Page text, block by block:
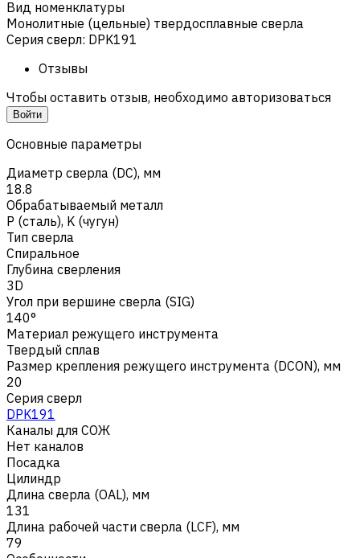
Вид номенклатуры
Монолитные (цельные) твердосплавные сверла
Серия сверл: DPK191
Отзывы
Чтобы оставить отзыв, необходимо авторизоваться
Войти
Основные параметры
Диаметр сверла (DC), мм
18.8
Обрабатываемый металл
Р (сталь), K (чугун)
Тип сверла
Спиральное
Глубина сверления
3D
Угол при вершине сверла (SIG)
140°
Материал режущего инструмента
Твердый сплав
Размер крепления режущего инструмента (DCON), мм
20
Серия сверл
DPK191
Каналы для СОЖ
Нет каналов
Посадка
Цилиндр
Длина сверла (OAL), мм
131
Длина рабочей части сверла (LCF), мм
79